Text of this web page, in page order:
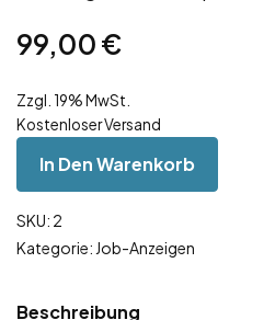
99,00€
Zzgl. 19% MwSt.
Kostenloser Versand
In Den Warenkorb
SKU: 2
Kategorie: Job-Anzeigen
Beschreibung